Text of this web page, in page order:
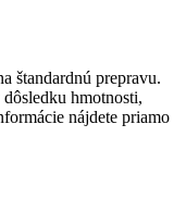
štandardnú prepravu.
hmotnosti,
nájdete priamo